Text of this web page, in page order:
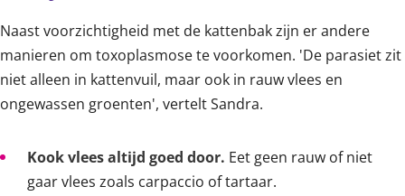
Naast voorzichtigheid met de kattenbak zijn er andere
manieren om toxoplasmose te voorkomen. 'De parasiet zit
niet alleen in kattenvuil, maar ook in rauw vlees en
ongewassen groenten', vertelt Sandra.
Kook vlees altijd goed door. Eet geen rauw of niet
gaar vlees zoals carpaccio of tartaar.